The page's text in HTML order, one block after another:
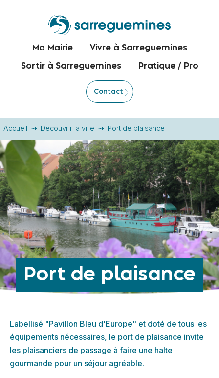
Ma Mairie Vivre à Sarreguemines
Sortir à Sarreguemines Pratique / Pro
Contact
Accueil Découvrir la ville Port de plaisance
Port de plaisance
Labellisé "Pavillon Bleu d'Europe" et doté de tous les
équipements nécessaires, le port de plaisance invite
les plaisanciers de passage à faire une halte
gourmande pour un séjour agréable.